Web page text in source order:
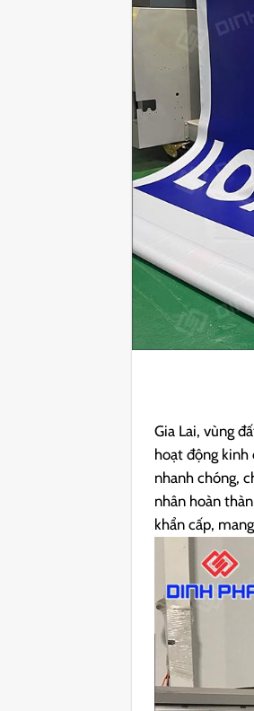
Gia Lai, vùng
hoạt động kinh
nhanh chóng,
nhân hoàn
khẩn cấp,